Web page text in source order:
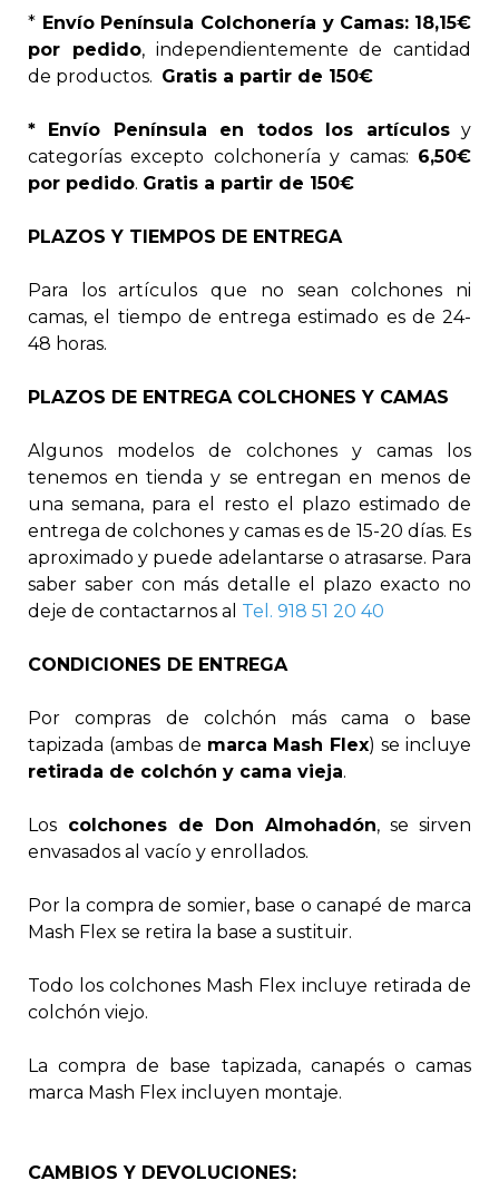
* Envío Península Colchonería y Camas: 18,15€
por pedido, independientemente de cantidad
de productos. Gratis a partir de 150€
* Envío Península en todos los artículosy
categorías excepto colchonería y camas: 6,50€
por pedido. Gratis a partir de 150€
PLAZOS Y TIEMPOS DE ENTREGA
Para los artículos que no sean colchones ni
camas, el tiempo de entrega estimado es de 24-
48 horas.
PLAZOS DE ENTREGA COLCHONES Y CAMAS
Algunos modelos de colchones y camas los
tenemos en tienda y se entregan en menos de
una semana, para el resto el plazo estimado de
entrega de colchones y camas es de 15-20 días. Es
aproximado y puede adelantarse o atrasarse. Para
saber saber con más detalle el plazo exacto no
deje de contactarnos al Tel. 918 51 20 40
CONDICIONES DE ENTREGA
Por compras de colchón más cama o base
tapizada (ambas de marca Mash Flex) se incluye
retirada de colchón y cama vieja.
Los colchones de Don Almohadón, se sirven
envasados al vacío y enrollados.
Por la compra de somier, base o canapé de marca
Mash Flex se retira la base a sustituir.
Todo los colchones Mash Flex incluye retirada de
colchón viejo.
La compra de base tapizada, canapés o camas
marca Mash Flex incluyen montaje.
CAMBIOS Y DEVOLUCIONES: